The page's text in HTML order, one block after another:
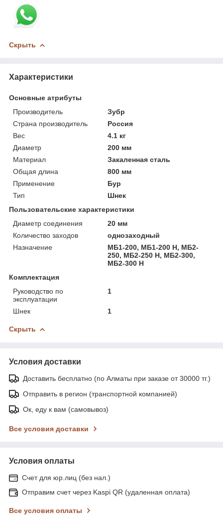
Скрыть
Характеристики
Основные атрибуты
Производитель
Зубр
Страна производитель
Россия
Вес
4.1 кг
Диаметр
200 мм
Материал
Закаленная сталь
Общая длина
800 мм
Применение
Бур
Тип
Шнек
Пользовательские характеристики
Диаметр соединения
20 мм
Количество заходов
однозаходный
Назначение
МБ1-200, МБ1-200 Н, МБ2-
250, МБ2-250 Н, МБ2-300,
МБ2-300 Н
Комплектация
Руководство по
эксплуатации
1
Шнек 1
Скрыть
Условия доставки
Доставить бесплатно (по Алматы при заказе от 30000 тг.)
Отправить в регион (транспортной компанией)
Ок, еду к вам (самовывоз)
Все условия доставки
Условия оплаты
Счет для юр.лиц (без нал.)
Отправим счет через Kaspi QR (удаленная оплата)
Все условия оплаты